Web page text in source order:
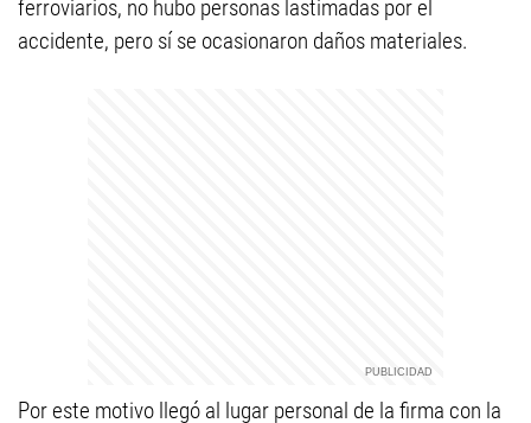
ferroviarios, no hubo personas lastimadas por el
accidente, pero sí se ocasionaron daños materiales.
Por este motivo llegó al lugar personal de la firma con la